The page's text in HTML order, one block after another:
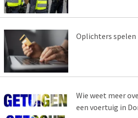
Oplichters spelen
Wie weet meer
een voertuig in